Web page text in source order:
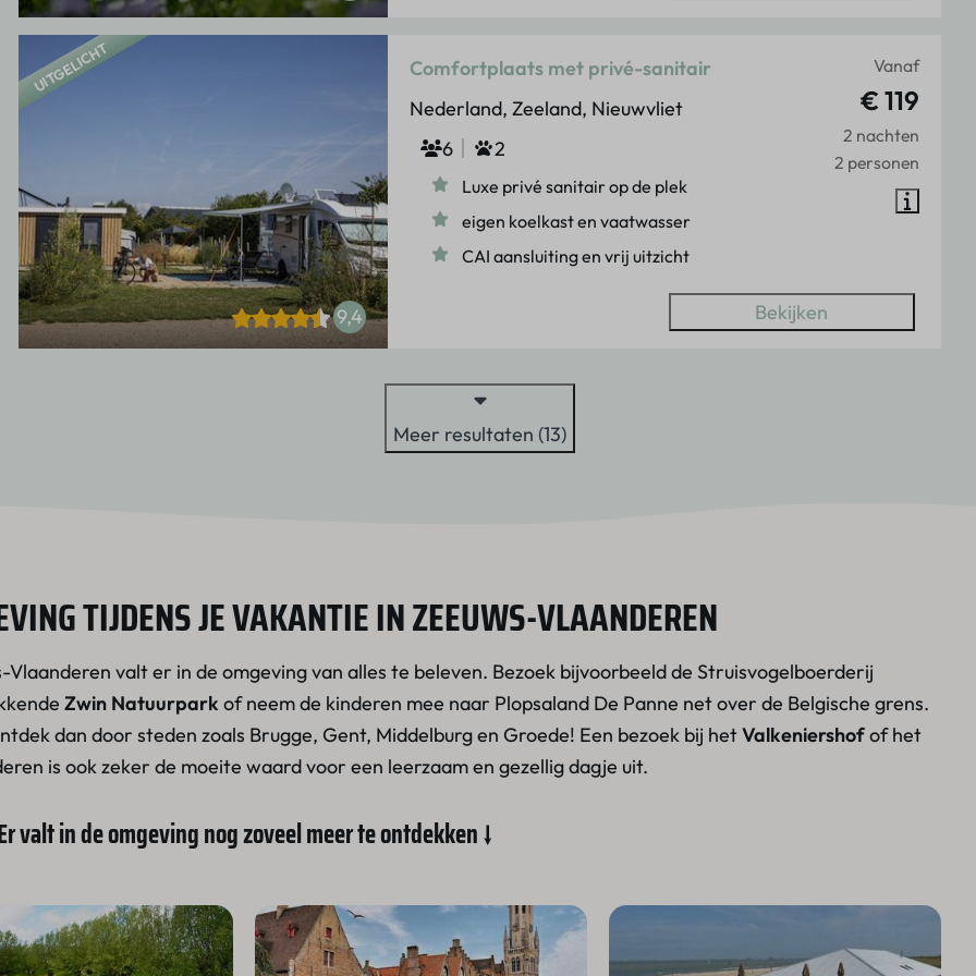
UITGELICHT
9,4
Vanaf
€ 119
2 nachten
2 personen
Comfortplaats met privé-sanitair
Nederland, Zeeland, Nieuwvliet
6
2
Luxe privé sanitair op de plek
eigen koelkast en vaatwasser
CAI aansluiting en vrij uitzicht
Bekijken
Meer resultaten (13)
TIJDENS JE VAKANTIE IN ZEEUWS-VLAANDEREN
valt er in de omgeving van alles te beleven. Bezoek bijvoorbeeld de Struisvogelboerderij
Zwin Natuurparkof neem de kinderen mee naar Plopsaland De Panne net over de Belgische grens.
dan door steden zoals Brugge, Gent, Middelburg en Groede! Een bezoek bij hetValkeniershofof het
is ook zeker de moeite waard voor een leerzaam en gezellig dagje uit.
valt in de omgeving nog zoveel meer te ontdekken ↓